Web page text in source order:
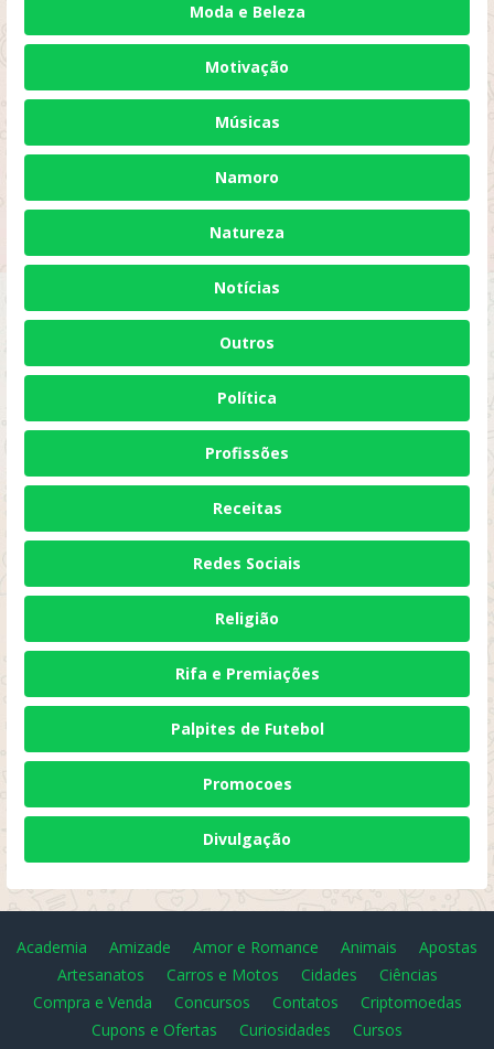
Moda e Beleza
Motivação
Músicas
Namoro
Natureza
Notícias
Outros
Política
Profissões
Receitas
Redes Sociais
Religião
Rifa e Premiações
Palpites de Futebol
Promocoes
Divulgação
Academia Amizade Amor e Romance Animais
Apostas
Artesanatos
Carros e Motos Cidades
Ciências
Compra e Venda
Concursos Contatos
Criptomoedas
Cupons e Ofertas
Curiosidades
Cursos